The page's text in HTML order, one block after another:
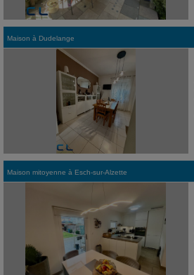
Maison à Dudelange
Maison mitoyenne à Esch-sur-Alzette